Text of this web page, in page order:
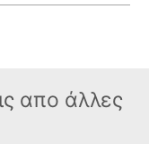
απο άλλες